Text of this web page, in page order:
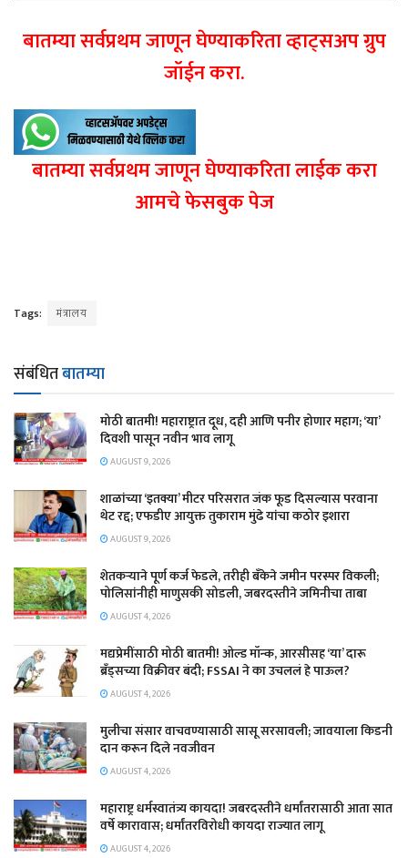
बातम्या सर्वप्रथम जाणून घेण्याकरिता व्हाट्सअप ग्रुप
जॉईन करा.
बातम्या सर्वप्रथम जाणून घेण्याकरिता लाईक करा
आमचे फेसबुक पेज
Tags: मंत्रालय
संबंधितबातम्या
मोठी बातमी! महाराष्ट्रात दूध, दही आणि पनीर होणार महाग; ‘या’
दिवशी पासून नवीन भाव लागू
AUGUST 9, 2026
शाळांच्या ‘इतक्या’ मीटर परिसरात जंक फूड दिसल्यास परवाना
थेट रद्द; एफडीए आयुक्त तुकाराम मुंढे यांचा कठोर इशारा
AUGUST 9, 2026
शेतकऱ्याने पूर्ण कर्ज फेडले, तरीही बँकेने जमीन परस्पर विकली;
पोलिसांनीही माणुसकी सोडली, जबरदस्तीने जमिनीचा ताबा
AUGUST 4, 2026
मद्यप्रेमींसाठी मोठी बातमी! ओल्ड मॉन्क, आरसीसह ‘या’ दारू
ब्रँड्सच्या विक्रीवर बंदी; FSSAI ने का उचललं हे पाऊल?
AUGUST 4, 2026
मुलीचा संसार वाचवण्यासाठी सासू सरसावली; जावयाला किडनी
दान करून दिले नवजीवन
AUGUST 4, 2026
महाराष्ट्र धर्मस्वातंत्र्य कायदा! जबरदस्तीने धर्मांतरासाठी आता सात
वर्षे कारावास; धर्मांतरविरोधी कायदा राज्यात लागू
AUGUST 4, 2026